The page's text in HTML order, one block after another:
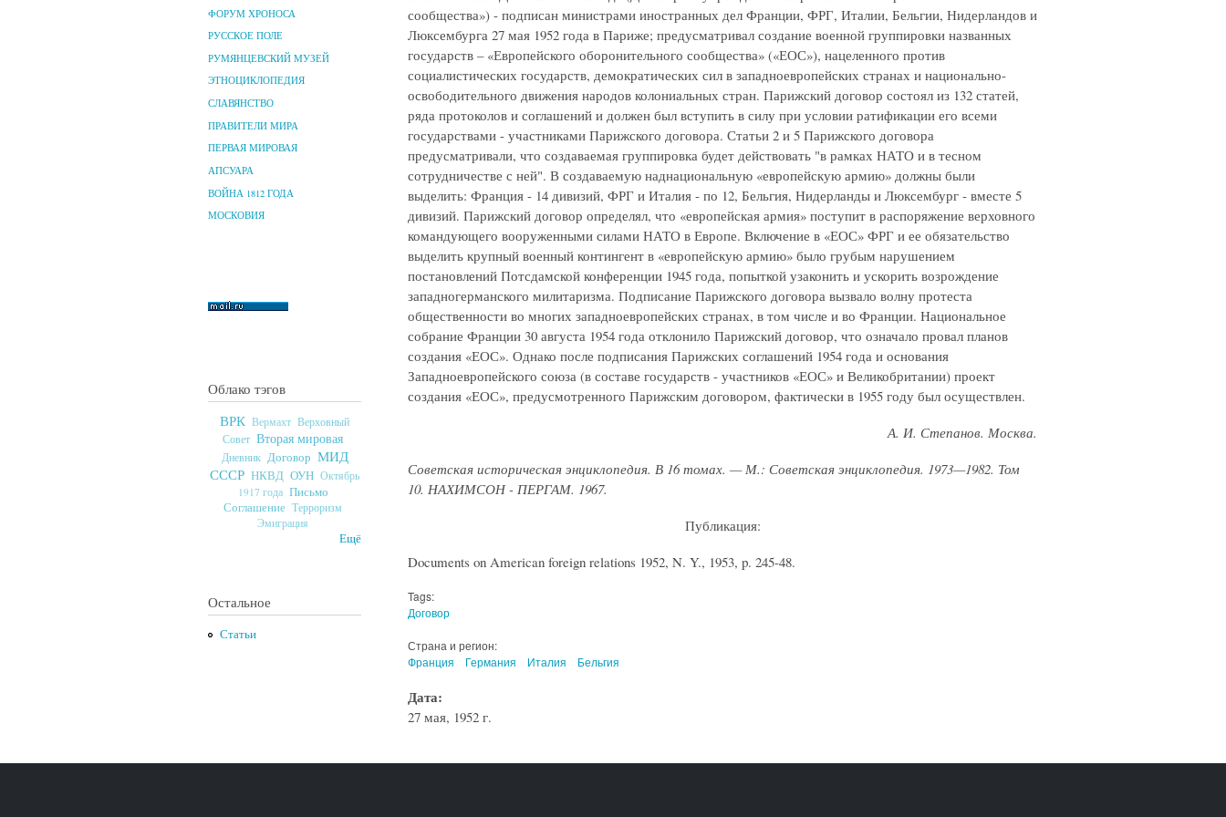
ФОРУМ ХРОНОСА
РУССКОЕ ПОЛЕ
РУМЯНЦЕВСКИЙ МУЗЕЙ
ЭТНОЦИКЛОПЕДИЯ
СЛАВЯНСТВО
ПРАВИТЕЛИ МИРА
ПЕРВАЯ МИРОВАЯ
АПСУАРА
ВОЙНА 1812 ГОДА
МОСКОВИЯ
Облако тэгов
ВРК Вермахт Верховный
Совет Вторая мировая
Дневник Договор МИД
СССР НКВД ОУН Октябрь
1917 года Письмо
Соглашение Терроризм
Эмиграция
Ещё
Остальное
Статьи
сообщества») - подписан министрами иностранных дел Франции, ФРГ, Италии, Бельгии, Нидерландов и
Люксембурга 27 мая 1952 года в Париже; предусматривал создание военной группировки названных
государств – «Европейского оборонительного сообщества» («ЕОС»), нацеленного против
социалистических государств, демократических сил в западноевропейских странах и национально-
освободительного движения народов колониальных стран. Парижский договор состоял из 132 статей,
ряда протоколов и соглашений и должен был вступить в силу при условии ратификации его всеми
государствами - участниками Парижского договора. Статьи 2 и 5 Парижского договора
предусматривали, что создаваемая группировка будет действовать "в рамках НАТО и в тесном
сотрудничестве с ней". В создаваемую наднациональную «европейскую армию» должны были
выделить: Франция - 14 дивизий, ФРГ и Италия - по 12, Бельгия, Нидерланды и Люксембург - вместе 5
дивизий. Парижский договор определял, что «европейская армия» поступит в распоряжение верховного
командующего вооруженными силами НАТО в Европе. Включение в «ЕОС» ФРГ и ее обязательство
выделить крупный военный контингент в «европейскую армию» было грубым нарушением
постановлений Потсдамской конференции 1945 года, попыткой узаконить и ускорить возрождение
западногерманского милитаризма. Подписание Парижского договора вызвало волну протеста
общественности во многих западноевропейских странах, в том числе и во Франции. Национальное
собрание Франции 30 августа 1954 года отклонило Парижский договор, что означало провал планов
создания «ЕОС». Однако после подписания Парижских соглашений 1954 года и основания
Западноевропейского союза (в составе государств - участников «ЕОС» и Великобритании) проект
создания «ЕОС», предусмотренного Парижским договором, фактически в 1955 году был осуществлен.
А. И. Степанов. Москва.
Советская историческая энциклопедия. В 16 томах. — М.: Советская энциклопедия. 1973—1982. Том
10. НАХИМСОН- ПЕРГАМ. 1967.
Публикация:
Documents on American foreign relations 1952, N. Y., 1953, p. 245-48.
Tags:
Договор
Страна и регион:
Франция
Германия Италия Бельгия
Дата:
27 мая, 1952 г.